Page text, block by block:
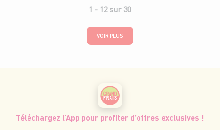
1 - 12sur30
VOIR PLUS
Téléchargez l’App pour profiter d’offres exclusives !